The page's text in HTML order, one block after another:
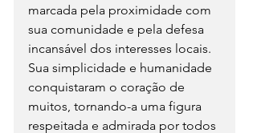
marcada pela proximidade com
sua comunidade e pela defesa
incansável dos interesses locais.
Sua simplicidade e humanidade
conquistaram o coração de
muitos, tornando-a uma figura
respeitada e admirada por todos